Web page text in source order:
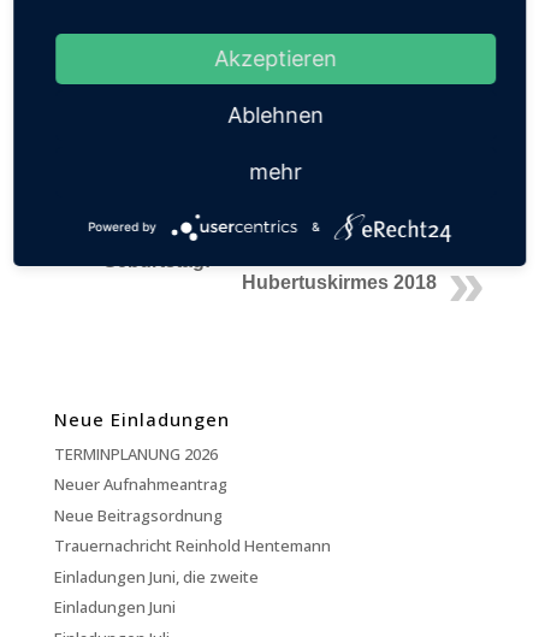
Lösungen. Anschließend wurden noch die Ehrungen
nachgeholt, die bei der Kirmes nicht überreicht werden
konnten. So wurde Markus Valks für seinen Einsatz für das
Fahnenschwenken mit dem Silbernen Verdienstkreuz
ausgezeichnet. Dann folgte ein ausgedehnter
Viele Mitglieder saßen noch bis in den späten Nachmittag
viel zu erzählen von einer gelungenen Kirmesfeier.
Keylaer feiert in 2019
Hubertuskirmes 2018
Neue Einladungen
TERMINPLANUNG 2026
Neuer Aufnahmeantrag
Neue Beitragsordnung
Trauernachricht Reinhold Hentemann
Einladungen Juni, die zweite
Einladungen Juni
Akzeptieren
Ablehnen
mehr
Powered by &